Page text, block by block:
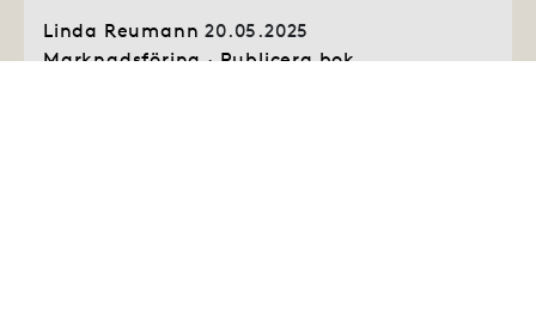
Linda Reumann 20.05.2025
Marknadsföring·Publicera bok